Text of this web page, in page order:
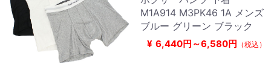
M1A914 M3PK46 1A メンズ
ブルー グリーン ブラック
¥ 6,440円～6,580円 （税込）